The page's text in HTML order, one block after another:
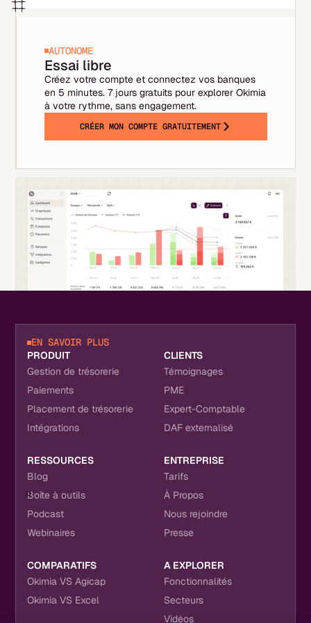
AUTONOME
Essai libre
Créez votre compte et connectez vos banques
en 5 minutes. 7 jours gratuits pour explorer Okimia
à votre rythme, sans engagement.
CRÉER MON COMPTE GRATUITEMENT
EN SAVOIR PLUS
PRODUIT
Gestion de trésorerie
Paiements
Placement de trésorerie
Intégrations
CLIENTS
Témoignages
PME
Expert-Comptable
DAF externalisé
RESSOURCES
Blog
Boîte à outils
Podcast
Webinaires
ENTREPRISE
Tarifs
À Propos
Nous rejoindre
Presse
COMPARATIFS
Okimia VS Agicap
Okimia VS Excel
A EXPLORER
Fonctionnalités
Secteurs
Vidéos